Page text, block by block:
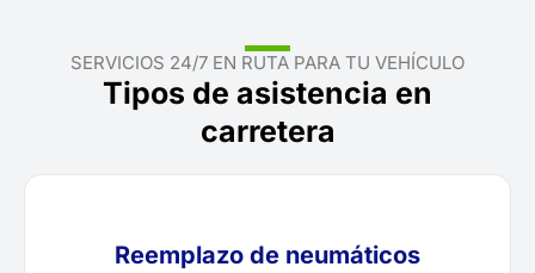
SERVICIOS 24/7 EN RUTA PARA TU VEHÍCULO
Tipos de asistencia en
carretera
Reemplazo de neumáticos